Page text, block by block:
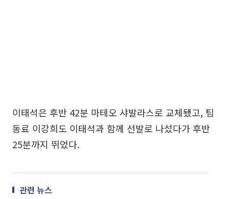
이태석은 후반 42분 마테오 샤발라스로 교체됐고, 팀
동료 이강희도 이태석과 함께 선발로 나섰다가 후반
25분까지 뛰었다.
관련 뉴스